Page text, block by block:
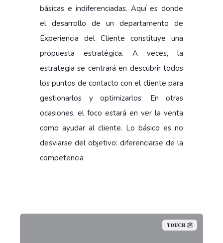
básicas e indiferenciadas. Aquí es donde
el desarrollo de un departamento de
Experiencia del Cliente constituye una
propuesta estratégica. A veces, la
estrategia se centrará en descubrir todos
los puntos de contacto con el cliente para
gestionarlos y optimizarlos. En otras
ocasiones, el foco estará en ver la venta
como ayudar al cliente. Lo básico es no
desviarse del objetivo: diferenciarse de la
competencia
TOUCH